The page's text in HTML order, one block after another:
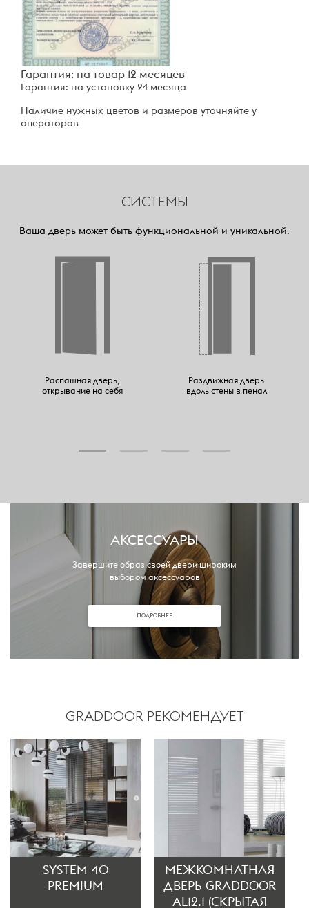
Гарантия: на товар 12 месяцев
Гарантия: на установку 24 месяца
Наличие нужных цветов и размеров уточняйте у
операторов
СИСТЕМЫ
Ваша дверь может быть функциональной и уникальной.
Распашная дверь,
открывание на себя
Раздвижная дверь
вдоль стены в пенал
АКСЕССУАРЫ
Завершите образ своей двери широким
выбором аксессуаров
ПОДРОБНЕЕ
GRADDOOR РЕКОМЕНДУЕТ
SYSTEM 40
PREMIUM
МЕЖКОМНАТНАЯ
ДВЕРЬ GRADDOOR
AL12.1 (СКРЫТАЯ